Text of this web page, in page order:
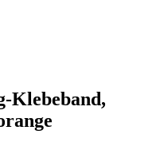
Klebeband,